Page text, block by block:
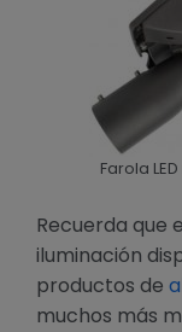
Farola
Recuerda que
iluminación
productos de
muchos más